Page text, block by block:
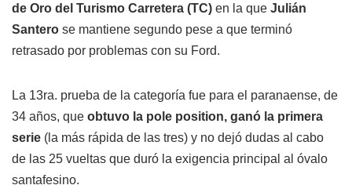
de Oro del Turismo Carretera (TC) en la que Julián
Santero se mantiene segundo pese a que terminó
retrasado por problemas con su Ford.
La 13ra. prueba de la categoría fue para el paranaense, de
34 años, que obtuvo la pole position, ganó la primera
serie (la más rápida de las tres) y no dejó dudas al cabo
de las 25 vueltas que duró la exigencia principal al óvalo
santafesino.